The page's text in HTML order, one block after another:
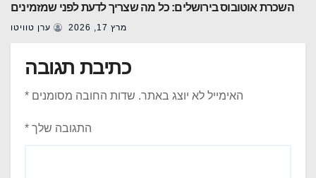
השכרת אוטובוס בירושלים: כל מה שצריך לדעת לפני שמזמינים
מרץ 17, 2026 ערן טוויטו
כתיבת תגובה
האימייל לא יוצג באתר. שדות החובה מסומנים *
התגובה שלך *